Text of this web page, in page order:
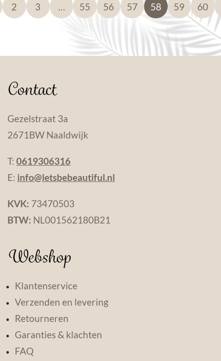
2 3 55 56 57 58 59 60
Contact
Gezelstraat 3a
2671BW Naaldwijk
T: 0619306316
E: info@letsbebeautiful.nl
KVK: 73470503
BTW: NL001562180B21
Webshop
Klantenservice
Verzenden en levering
Retourneren
Garanties & klachten
FAQ